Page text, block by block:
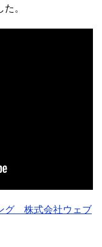
。
グ 株式会社ウェブ